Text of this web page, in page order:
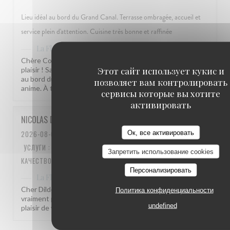
Этот сайт использует кукис и
позволяет вам контролировать
сервисы которые вы хотите
активировать
Ок, все активировать
Запретить использование cookies
Персонализировать
Политика конфиденциальности
undefined
Lieu idéal au bord du Grand Canal. Terrasse ombragée, accueil et
service plein d'attention. Cuisine très bonne et raffinée
La Flottille
Chère Colette, merci pour ce retour qui nous fait vraiment
plaisir ! Savoir que vous avez passé un aussi beau moment
au bord du Grand Canal, c'est exactement ce qui nous
anime. À très bientôt ! La Flottille
NICOLAS D
2026-08-01
УСЛУГИ : : 5/5 МЕНЮ: 5/5 ЦЕНА /
КАЧЕСТВО
ответил(а) на этот отзыв
Cher Dildee Nicolas, merci pour ce retour qui nous fait
vraiment plaisir ! Ravis que tout ait été à la hauteur. Au
plaisir de vous revoir bientôt ! La Flottille